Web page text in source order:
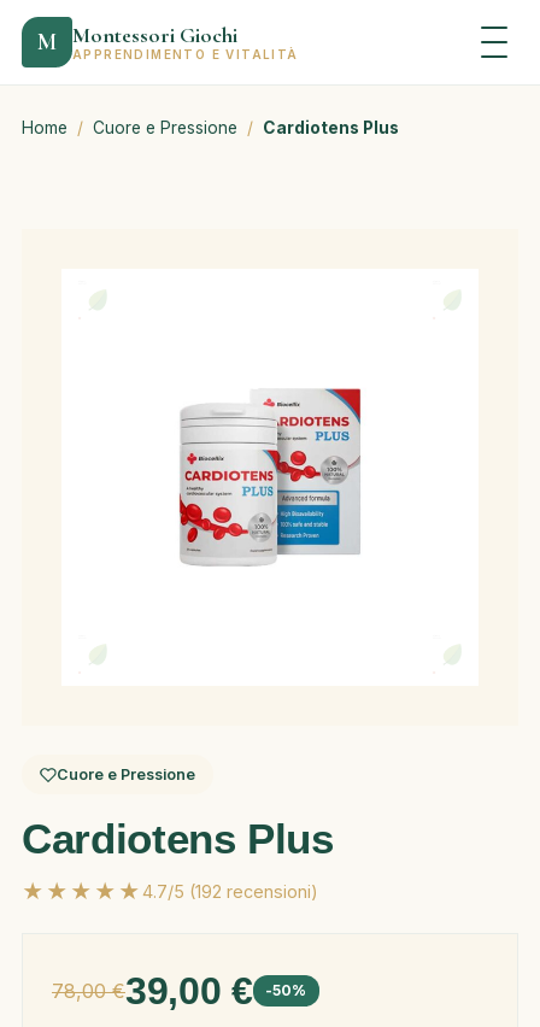
M Montessori Giochi
APPRENDIMENTO E VITALITÀ
Home / Cuore e Pressione / Cardiotens Plus
Cuore e Pressione
Cardiotens Plus
★★★★★4.7/5 (192 recensioni)
78,00 €39,00 € -50%